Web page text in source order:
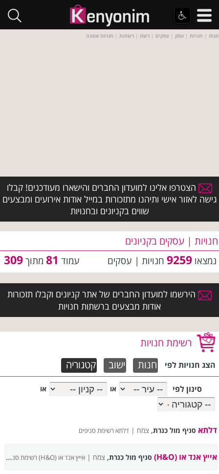
חנות | חנויות | עסק | עסקים | רשת | רשתות | חנויות אופנה
הצטרפו אלינו למועדון החברים והישארו מעודכנים! קבלו
גישה לאזור אישי ותיהנו מתזכורות במייל אודות אירועים ומבצעים
שווים בקניונים ובחנויות
חנויות | עסקים בקניונים
עמוד 81 מתוך309 נמצאו 9259 חנויות | עסקים
הירשמו למועדון החברים של אתר קניונים וקבלו תזכורות
אודות מבצעים ברשתות חנויות
רשימת חנויות
הצג חנויות לפי חנות ישוב קטגוריה
סינון לפי או או
דלתא סניף מול כנרת, צמח | דלתא רשימת סניפים
אייץ אנד או (H&O) סניף מול כנרת, צמח |אייץ אנד או (H&O) רשימת סניפים